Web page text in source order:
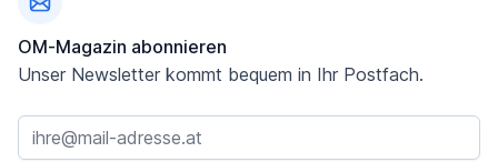
OM-Magazin abonnieren
Unser Newsletter kommt bequem in Ihr Postfach.